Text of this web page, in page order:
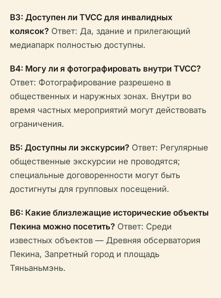
В3: Доступен ли TVCC для инвалидных
колясок? Ответ: Да, здание и прилегающий
медиапарк полностью доступны.
В4: Могу ли я фотографировать внутри TVCC?
Ответ: Фотографирование разрешено в
общественных и наружных зонах. Внутри во
время частных мероприятий могут действовать
ограничения.
В5: Доступны ли экскурсии? Ответ: Регулярные
общественные экскурсии не проводятся;
специальные договоренности могут быть
достигнуты для групповых посещений.
В6: Какие близлежащие исторические объекты
Пекина можно посетить? Ответ: Среди
известных объектов — Древняя обсерватория
Пекина, Запретный город и площадь
Тяньаньмэнь.